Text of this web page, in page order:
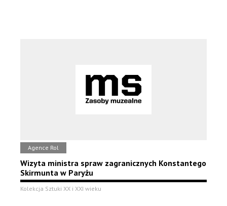
Agence Rol
Wizyta ministra spraw zagranicznych Konstantego
Skirmunta w Paryżu
Kolekcja Sztuki XX i XXI wieku